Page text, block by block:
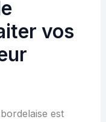
vos
est